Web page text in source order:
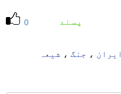
0 پسند
ایران ، جنگ ، شیعہ